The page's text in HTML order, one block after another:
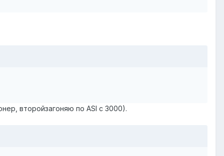
второйзагоняю по ASI с 3000).